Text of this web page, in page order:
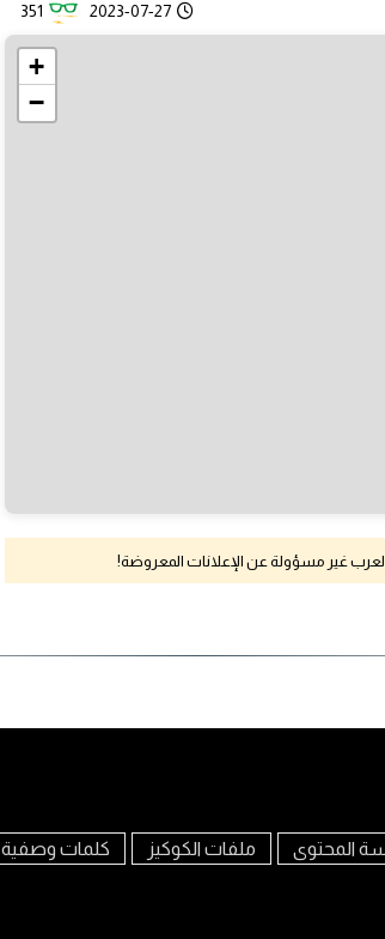
2023-07-27
351
+
−
غير مسؤولة عن الإعلانات المعروضة!
المحتوى ملفات الكوكيز كلمات وصفية